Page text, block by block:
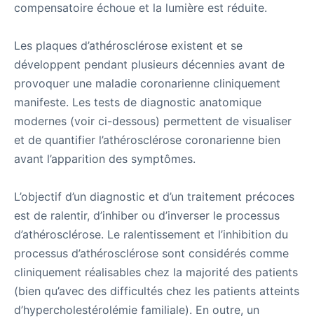
compensatoire échoue et la lumière est réduite.
Les plaques d’athérosclérose existent et se
développent pendant plusieurs décennies avant de
provoquer une maladie coronarienne cliniquement
manifeste. Les tests de diagnostic anatomique
modernes (voir ci-dessous) permettent de visualiser
et de quantifier l’athérosclérose coronarienne bien
avant l’apparition des symptômes.
L’objectif d’un diagnostic et d’un traitement précoces
est de ralentir, d’inhiber ou d’inverser le processus
d’athérosclérose. Le ralentissement et l’inhibition du
processus d’athérosclérose sont considérés comme
cliniquement réalisables chez la majorité des patients
(bien qu’avec des difficultés chez les patients atteints
d’hypercholestérolémie familiale). En outre, un